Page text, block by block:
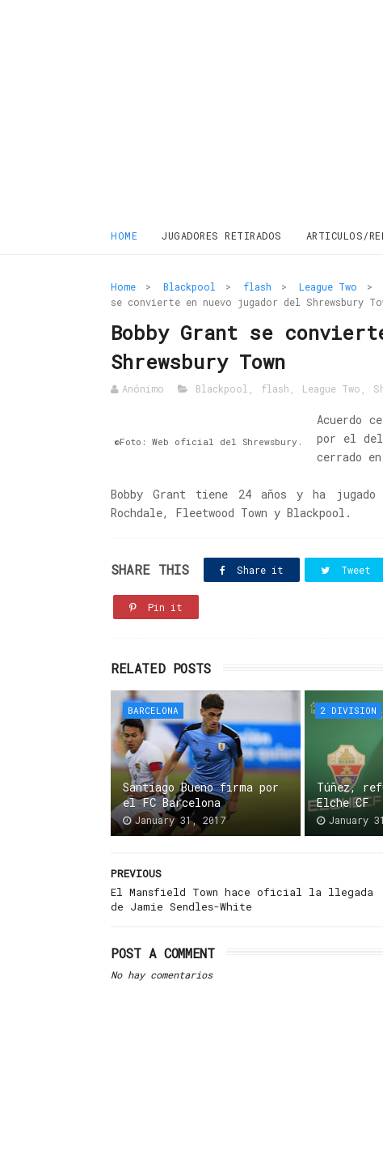
HOME JUGADORES RETIRADOS ARTICULOS/
Home > Blackpool > flash > League Two >
se convierte en nuevo jugador del Shrewsbury
Bobby Grant se
Shrewsbury Town
Anónimo Blackpool flash League Two
©Foto: Web oficial del Shrewsbury.
Acuerdo
por el
cerrado
Bobby Grant tiene 24 años y ha
Rochdale, Fleetwood Town y Blackpool.
SHARE THIS Share it Tweet
Pin it
RELATED POSTS
BARCELONA
Santiago Bueno firma por
el FC Barcelona
January 31, 2017
2 DIVISION
Túñez,
Elche CF
January
PREVIOUS
El Mansfield Town hace oficial la llegada
de Jamie Sendles-White
POST A COMMENT
No hay comentarios